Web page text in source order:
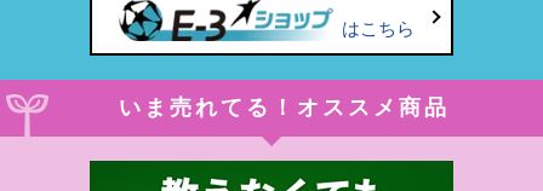
はこちら
いま売れてる！オススメ商品